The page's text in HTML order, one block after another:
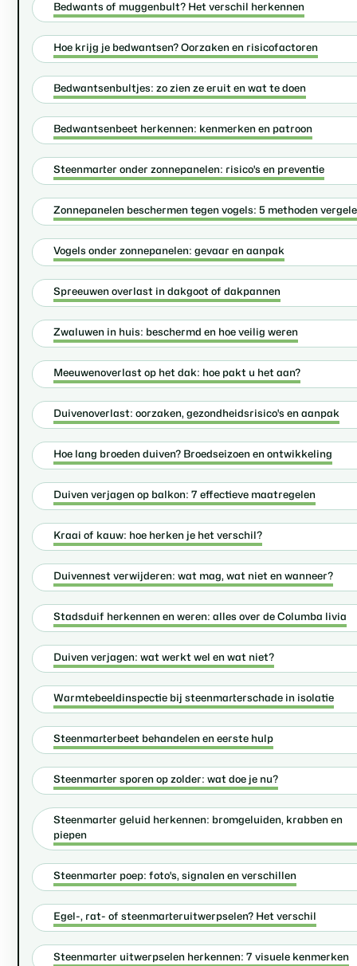
Bedwants of muggenbult? Het verschil herkennen
Hoe krijg je bedwantsen? Oorzaken en risicofactoren
Bedwantsenbultjes: zo zien ze eruit en wat te doen
Bedwantsenbeet herkennen: kenmerken en patroon
Steenmarter onder zonnepanelen: risico's en preventie
Zonnepanelen beschermen tegen vogels: 5 methoden
Vogels onder zonnepanelen: gevaar en aanpak
Spreeuwen overlast in dakgoot of dakpannen
Zwaluwen in huis: beschermd en hoe veilig weren
Meeuwenoverlast op het dak: hoe pakt u het aan?
Duivenoverlast: oorzaken, gezondheidsrisico's en aanpak
Hoe lang broeden duiven? Broedseizoen en ontwikkeling
Duiven verjagen op balkon: 7 effectieve maatregelen
Kraai of kauw: hoe herken je het verschil?
Duivennest verwijderen: wat mag, wat niet en wanneer?
Stadsduif herkennen en weren: alles over de Columba livia
Duiven verjagen: wat werkt wel en wat niet?
Warmtebeeldinspectie bij steenmarterschade in isolatie
Steenmarterbeet behandelen en eerste hulp
Steenmarter sporen op zolder: wat doe je nu?
Steenmarter geluid herkennen: bromgeluiden, krabben en
piepen
Steenmarter poep: foto's, signalen en verschillen
Egel-, rat- of steenmarteruitwerpselen? Het verschil
Steenmarter uitwerpselen herkennen: 7 visuele kenmerken